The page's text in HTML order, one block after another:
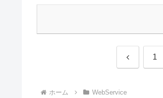
前 1
ホーム WebService